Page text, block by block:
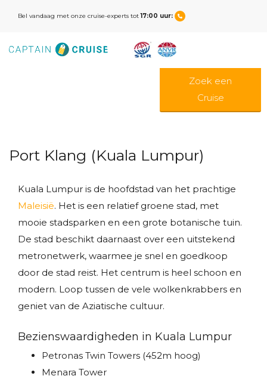
Bel vandaag met onze cruise-experts tot17:00 uur:
Zoek een
Cruise
Port Klang (Kuala Lumpur)
Kuala Lumpur is de hoofdstad van het prachtige
Maleisië. Het is een relatief groene stad, met
mooie stadsparken en een grote botanische tuin.
De stad beschikt daarnaast over een uitstekend
metronetwerk, waarmee je snel en goedkoop
door de stad reist. Het centrum is heel schoon en
modern. Loop tussen de vele wolkenkrabbers en
geniet van de Aziatische cultuur.
Bezienswaardigheden in Kuala Lumpur
Petronas Twin Towers (452m hoog)
Menara Tower